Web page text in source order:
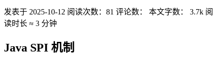
发表于 2025-10-12 阅读次数： 81 评论数： 本文字数： 3.7k 阅
读时长 ≈ 3 分钟
Java SPI 机制